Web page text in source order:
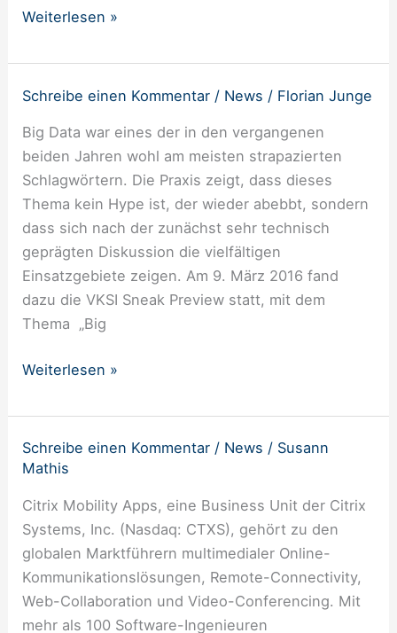
Weiterlesen »
Schreibe einen Kommentar / News / Florian Junge
Big Data war eines der in den vergangenen
beiden Jahren wohl am meisten strapazierten
Schlagwörtern. Die Praxis zeigt, dass dieses
Thema kein Hype ist, der wieder abebbt, sondern
dass sich nach der zunächst sehr technisch
geprägten Diskussion die vielfältigen
Einsatzgebiete zeigen. Am 9. März 2016 fand
dazu die VKSI Sneak Preview statt, mit dem
Thema „Big
Sneak
„Big
nach
Preisverleihung
Weiterlesen »
Schreibe einen Kommentar / News / Susann
Mathis
Citrix Mobility Apps, eine Business Unit der Citrix
Systems, Inc. (Nasdaq: CTXS), gehört zu den
globalen Marktführern multimedialer Online-
Kommunikationslösungen, Remote-Connectivity,
Web-Collaboration und Video-Conferencing. Mit
mehr als 100 Software-Ingenieuren
Citrix
Mobility
Apps
ist
neues
Mitglied
im
VKSI